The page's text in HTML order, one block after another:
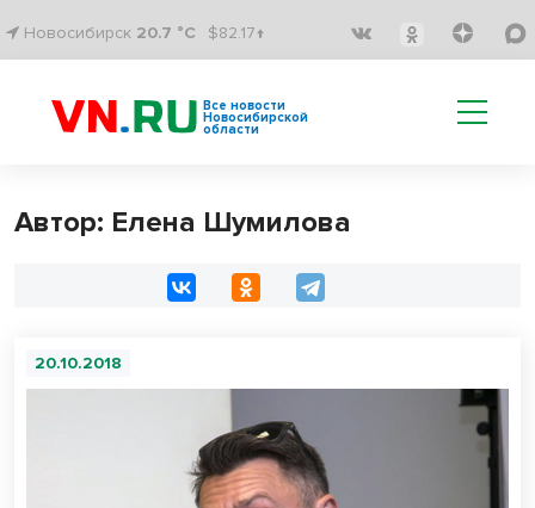
Новосибирск 20.7 °C $82.17↑
Все новости
Новосибирской
области
Автор: Елена Шумилова
20.10.2018